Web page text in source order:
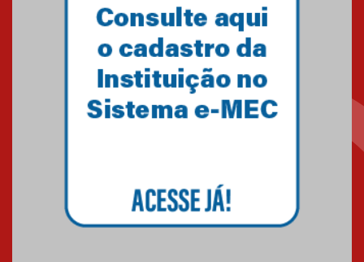
Primeiro culto do ano ressalta o
27.02.2026